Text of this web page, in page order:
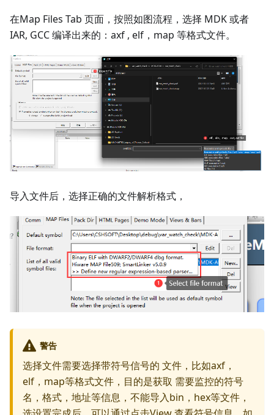
在Map Files Tab 页面，按照如图流程，选择 MDK 或者
IAR, GCC 编译出来的：axf , elf，map 等格式文件。
导入文件后，选择正确的文件解析格式，
警告
选择文件需要选择带符号信号的 文件，比如axf，
elf，map等格式文件，目的是获取 需要监控的符号
名，格式，地址等信息，不能导入bin，hex等文件，